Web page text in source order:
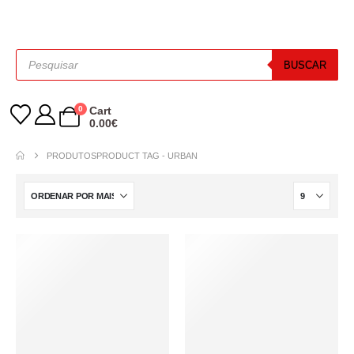
BUSCAR
0
Cart
0.00€
PRODUTOSPRODUCT TAG - URBAN